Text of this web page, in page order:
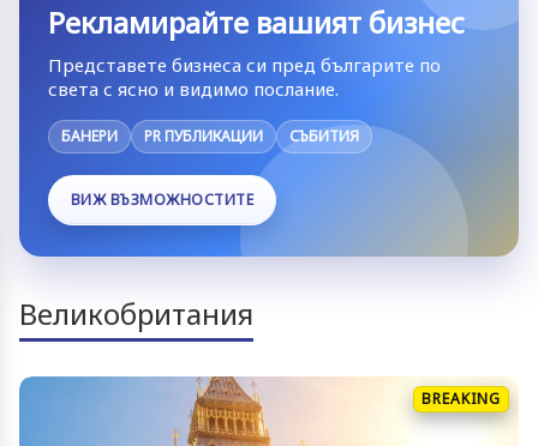
Рекламирайте вашият бизнес
Представете бизнеса си пред българите по
света с ясно и видимо послание.
БАНЕРИ PR ПУБЛИКАЦИИ СЪБИТИЯ
ВИЖ ВЪЗМОЖНОСТИТЕ
Великобритания
BREAKING